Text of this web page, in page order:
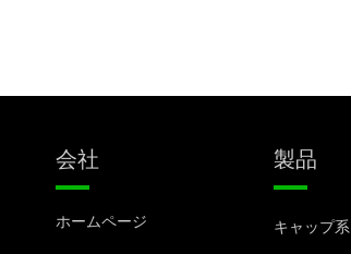
会社
ホームページ
製品
キャップ系